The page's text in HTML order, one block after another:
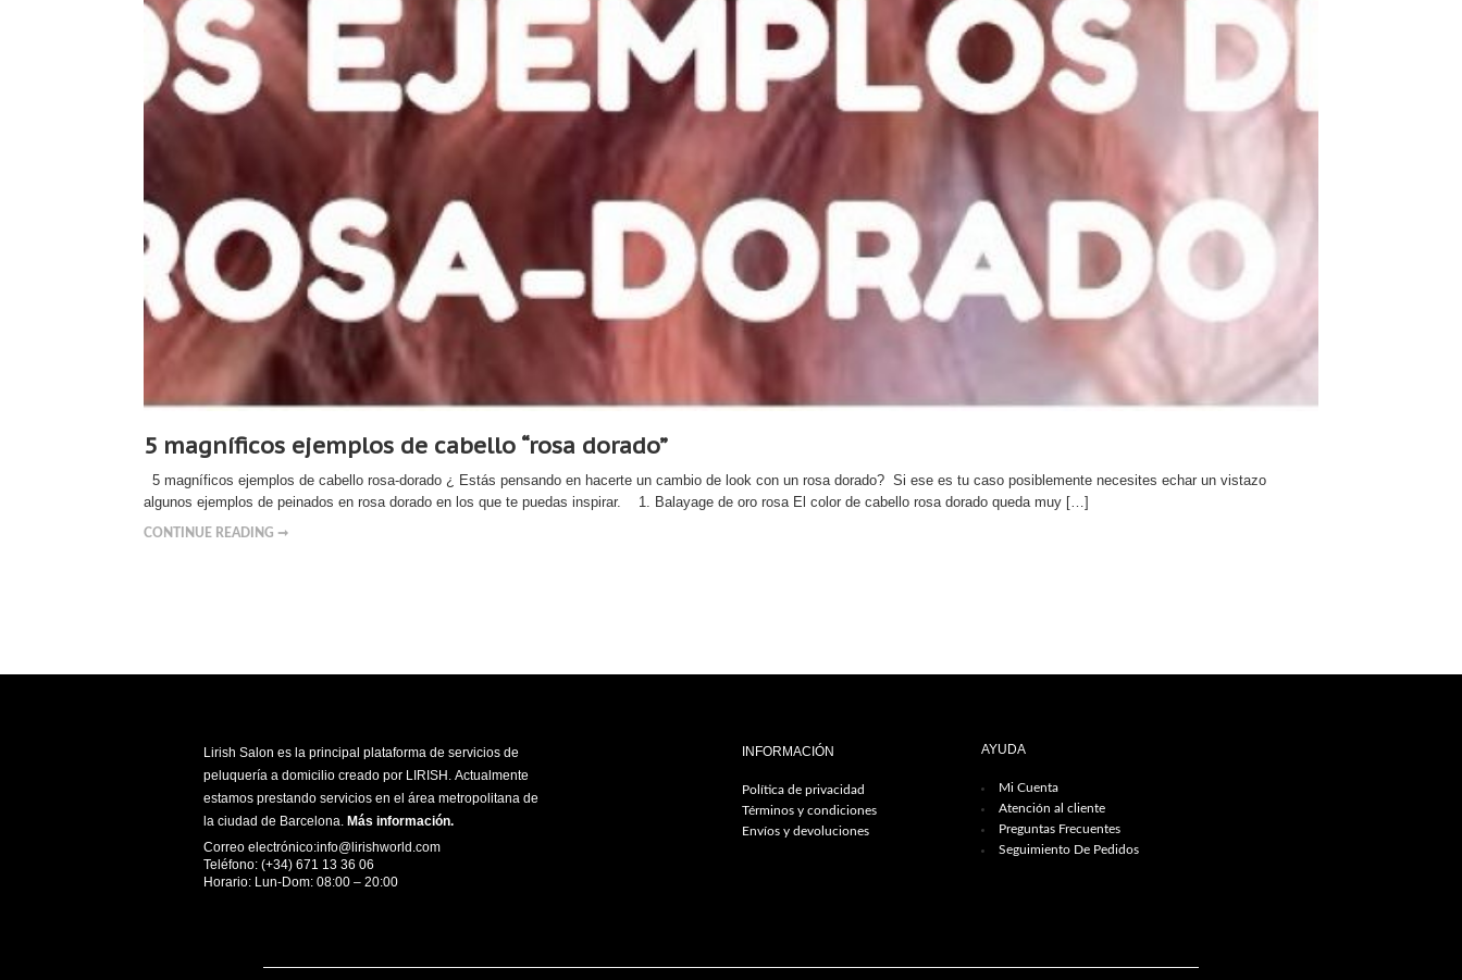
5 magníficos ejemplos de cabello “rosa dorado”
5 magníficos ejemplos de cabello rosa-dorado ¿ Estás pensando en hacerte un cambio de look con un rosa dorado? Si ese es tu caso posiblemente necesites echar un vistazo
algunos ejemplos de peinados en rosa dorado en los que te puedas inspirar. 1. Balayage de oro rosa El color de cabello rosa dorado queda muy […]
CONTINUE READING ➞
Lirish Salon es la principal plataforma de servicios de
peluquería a domicilio creado por LIRISH. Actualmente
estamos prestando servicios en el área metropolitana de
la ciudad de Barcelona. Más información.
Correo electrónico:info@lirishworld.com
Teléfono: (+34) 671 13 36 06
Horario: Lun-Dom: 08:00 – 20:00
INFORMACIÓN
Política de privacidad
Términos y condiciones
Envíos y devoluciones
AYUDA
Mi Cuenta
Atención al cliente
Preguntas Frecuentes
Seguimiento De Pedidos